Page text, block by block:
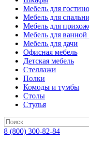
Мебель для
Мебель для спальни
Мебель для
Мебель для
Мебель для дачи
Офисная мебель
Детская мебель
Стеллажи
Полки
Комоды и тумбы
Столы
Стулья
8 (800) 300-82-84